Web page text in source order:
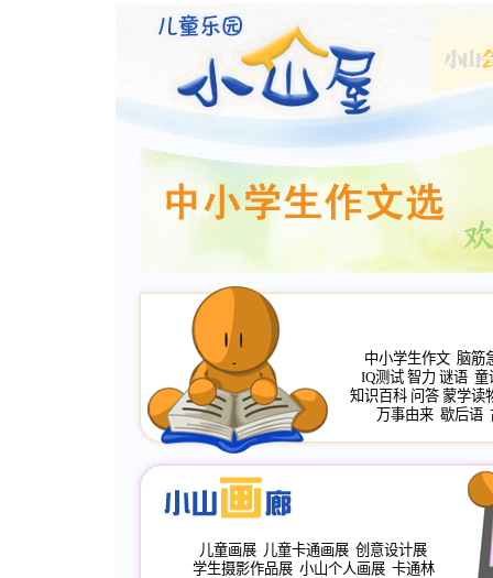
中小学生作文 脑筋
IQ测试 智力 谜语 童
知识百科 问答 蒙学读
万事由来 歇后语
儿童画展 儿童卡通画展 创意设计展
学生摄影作品展 小山个人画展 卡通林